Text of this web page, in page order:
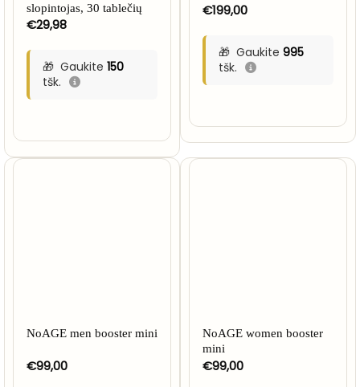
slopintojas, 30 tablečių
€29,98
Gaukite 150
tšk.
€199,00
Gaukite 995
tšk.
NoAGE men booster mini
€99,00
NoAGE women booster
mini
€99,00